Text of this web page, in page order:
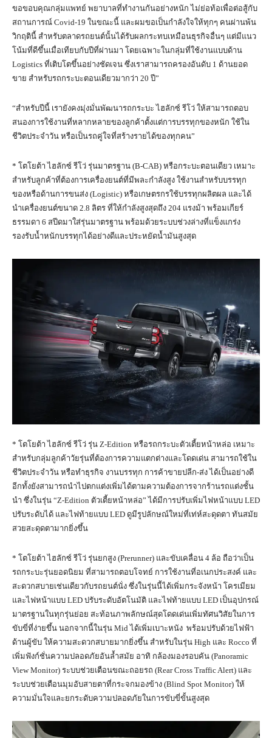
ขอขอบคุณกลุ่มแพทย์ พยาบาลที่ทำงานกันอย่างหนัก ไม่ย่อท้อเพื่อต่อสู้กับ
สถานการณ์ Covid-19 ในขณะนี้ และผมขอเป็นกำลังใจให้ทุกๆ คนผ่านพ้น
วิกฤตินี้ สำหรับตลาดรถยนต์นั้นได้รับผลกระทบเหมือนธุรกิจอื่นๆ แต่มีแนว
โน้มที่ดีขึ้นเมื่อเทียบกับปีที่ผ่านมา โดยเฉพาะในกลุ่มที่ใช้งานแบบด้าน
Logistics ที่เติบโตขึ้นอย่างชัดเจน ซึ่งเราสามารถครองอันดับ 1 ด้านยอด
ขาย สำหรับรถกระบะตอนเดียวมากว่า 20 ปี”
“สำหรับปีนี้ เรายังคงมุ่งมั่นพัฒนารถกระบะ ไฮลักซ์ รีโว่ ให้สามารถตอบ
สนองการใช้งานที่หลากหลายของลูกค้าตั้งแต่การบรรทุกของหนัก ใช้ใน
ชีวิตประจำวัน หรือเป็นรถคู่ใจที่สร้างรายได้ของทุกคน”
* โตโยต้า ไฮลักซ์ รีโว่ รุ่นมาตรฐาน (B-CAB) หรือกระบะตอนเดียว เหมาะ
สำหรับลูกค้าที่ต้องการเครื่องยนต์ที่มีพละกำลังสูง ใช้งานสำหรับบรรทุก
ของหรือด้านการขนส่ง (Logistic) หรือเกษตรกรใช้บรรทุกผลิตผล และได้
นำเครื่องยนต์ขนาด 2.8 ลิตร ที่ให้กำลังสูงสุดถึง 204 แรงม้า พร้อมเกียร์
ธรรมดา 6 สปีดมาใส่รุ่นมาตรฐาน พร้อมด้วยระบบช่วงล่างที่แข็งแกร่ง
รองรับน้ำหนักบรรทุกได้อย่างดีและประหยัดน้ำมันสูงสุด
* โตโยต้า ไฮลักซ์ รีโว่ รุ่น Z-Edition หรือรถกระบะตัวเตี้ยหน้าหล่อ เหมาะ
สำหรับกลุ่มลูกค้าวัยรุ่นที่ต้องการความแตกต่างและโดดเด่น สามารถใช้ใน
ชีวิตประจำวัน หรือทำธุรกิจ งานบรรทุก การค้าขายปลีก-ส่ง ได้เป็นอย่างดี
อีกทั้งยังสามารถนำไปตกแต่งเพิ่มได้ตามความต้องการจากร้านรถแต่งชั้น
นำ ซึ่งในรุ่น “Z-Edition ตัวเตี้ยหน้าหล่อ” ได้มีการปรับเพิ่มไฟหน้าแบบ LED
ปรับระดับได้ และไฟท้ายแบบ LED ดูมีรูปลักษณ์ใหม่ที่เท่ห์สะดุดตา ทันสมัย
สวยสะดุดตามากยิ่งขึ้น
* โตโยต้า ไฮลักซ์ รีโว่ รุ่นยกสูง (Prerunner) และขับเคลื่อน 4 ล้อ ถือว่าเป็น
รถกระบะรุ่นยอดนิยม ที่สามารถตอบโจทย์ การใช้งานที่อเนกประสงค์ และ
สะดวกสบายเช่นเดียวกับรถยนต์นั่ง ซึ่งในรุ่นนี้ได้เพิ่มกระจังหน้า โครเมียม
และไฟหน้าแบบ LED ปรับระดับอัตโนมัติ และไฟท้ายแบบ LED เป็นอุปกรณ์
มาตรฐานในทุกรุ่นย่อย สะท้อนภาพลักษณ์สุดโดดเด่นเพิ่มทัศนวิสัยในการ
ขับขี่ที่ง่ายขึ้น นอกจากนี้ในรุ่น Mid ได้เพิ่มเบาะหนัง พร้อมปรับด้วยไฟฟ้า
ด้านผู้ขับ ให้ความสะดวกสบายมากยิ่งขึ้น สำหรับในรุ่น High และ Rocco ที่
เพิ่มฟังก์ชั่นความปลอดภัยอันล้ำสมัย อาทิ กล้องมองรอบคัน (Panoramic
View Monitor) ระบบช่วยเตือนขณะถอยรถ (Rear Cross Traffic Alert) และ
ระบบช่วยเตือนมุมอับสายตาที่กระจกมองข้าง (Blind Spot Monitor) ให้
ความมั่นใจและยกระดับความปลอดภัยในการขับขี่ขั้นสูงสุด